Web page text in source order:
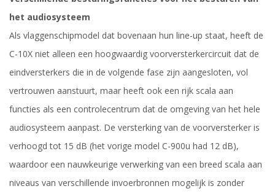
het audiosysteem
Als vlaggenschipmodel dat bovenaan hun line-up staat, heeft de
C-10X niet alleen een hoogwaardig voorversterkercircuit dat de
eindversterkers die in de volgende fase zijn aangesloten, vol
vertrouwen aanstuurt, maar heeft ook een rijk scala aan
functies als een controlecentrum dat de omgeving van het hele
audiosysteem aanpast. De versterking van de voorversterker is
verhoogd tot 15 dB (het vorige model C-900u had 12 dB),
waardoor een nauwkeurige verwerking van een breed scala aan
niveaus van verschillende invoerbronnen mogelijk is zonder